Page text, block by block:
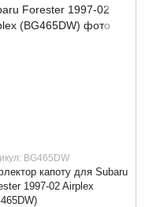
BG465DW
капоту для Subaru
1997-02 Airplex